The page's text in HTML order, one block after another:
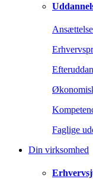
Faglige
Din virksomhed